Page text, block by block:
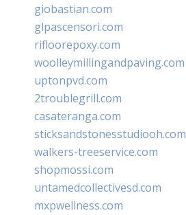
giobastian.com
glpascensori.com
rifloorepoxy.com
woolleymillingandpaving.com
uptonpvd.com
2troublegrill.com
casateranga.com
sticksandstonesstudiooh.com
walkers-treeservice.com
shopmossi.com
untamedcollectivesd.com
mxpwellness.com